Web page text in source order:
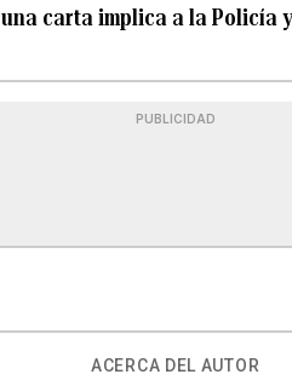
carta implica a la Policía
PUBLICIDAD
ACERCA DEL AUTOR